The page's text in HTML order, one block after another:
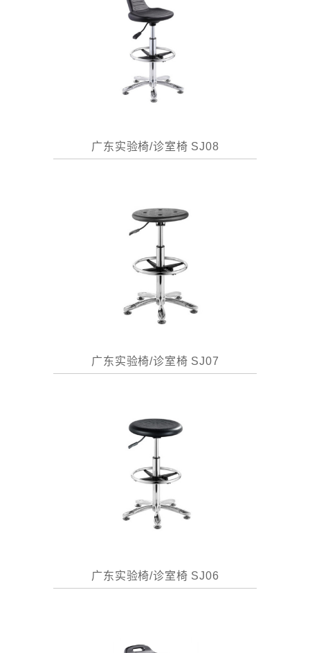
广东实验椅/诊室椅 SJ08
广东实验椅/诊室椅 SJ07
广东实验椅/诊室椅 SJ06